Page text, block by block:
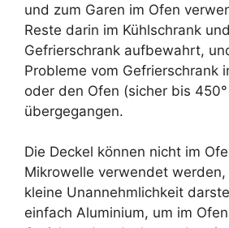
und zum Garen im Ofen
Reste darin im Kühlschrank
Gefrierschrank aufbewahrt,
Probleme vom Gefrierschrank
oder den Ofen (sicher bis
übergegangen.
Die Deckel können nicht im
Mikrowelle verwendet
kleine Unannehmlichkeit
einfach Aluminium, um im